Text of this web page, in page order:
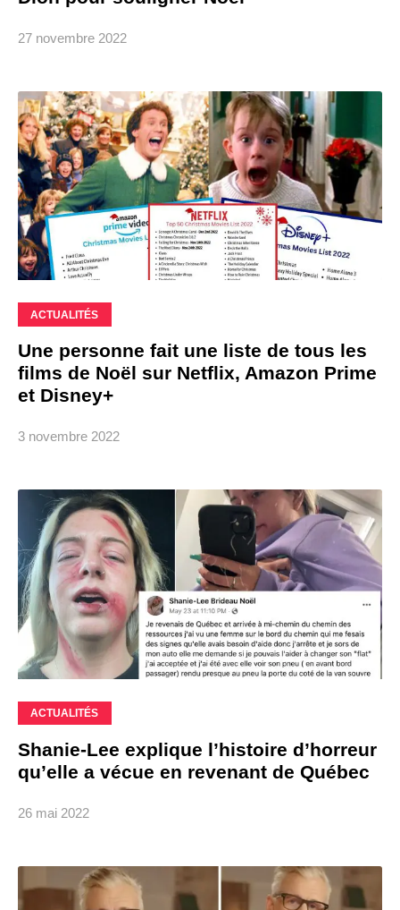
27 novembre 2022
ACTUALITÉS
Une personne fait une liste de tous les
films de Noël sur Netflix, Amazon Prime
et Disney+
3 novembre 2022
ACTUALITÉS
Shanie-Lee explique l’histoire d’horreur
qu’elle a vécue en revenant de Québec
26 mai 2022